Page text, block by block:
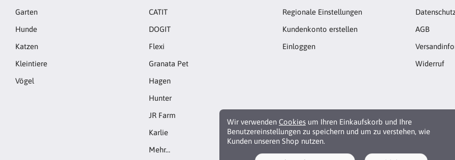
Wir verwenden Cookies um Ihren Einkaufskorb und Ihre
Benutzereinstellungen zu speichern und um zu verstehen, wie
Kunden unseren Shop nutzen.
Garten
Hunde
Katzen
Kleintiere
Vögel
CATIT
DOGIT
Flexi
Granata Pet
Hagen
Hunter
JR Farm
Karlie
Mehr…
Regionale Einstellungen
Kundenkonto erstellen
Einloggen
AGB
Widerruf